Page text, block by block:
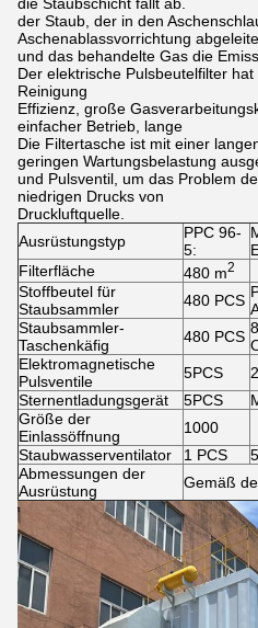
der Staub, der in den
Aschenablassvorrichtung
und das behandelte Gas die
Der elektrische Pulsbeutelfilter
Reinigung
Effizienz, große
einfacher Betrieb, lange
Die Filtertasche ist mit einer
geringen Wartungsbelastung
und Pulsventil, um das Problem
niedrigen Drucks von
Druckluftquelle.
Ausrüstungstyp
PPC 96-
5:
Filterfläche
480 m2
Stoffbeutel für
Staubsammler
480 PCS
Staubsammler-
Taschenkäfig
480 PCS
Elektromagnetische
Pulsventile
5PCS
Sternentladungsgerät
5PCS
Größe der
Einlassöffnung
1000
Staubwasserventilator
1 PCS
Abmessungen der
Ausrüstung
Gemäß